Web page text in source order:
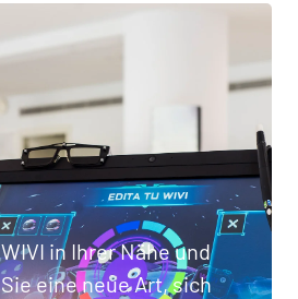
in Ihrer Nähe und
eine neue Art, sich